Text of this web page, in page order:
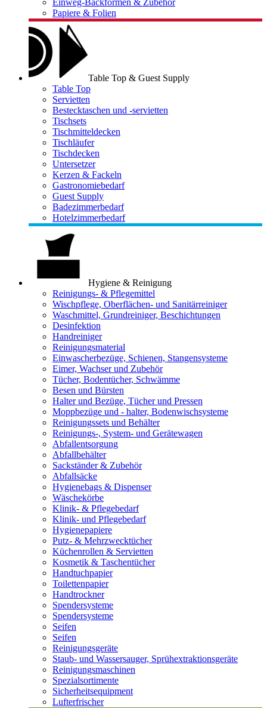
Einweg-Backformen & Zubehör
Papiere & Folien
Table Top & Guest Supply
Table Top
Servietten
Bestecktaschen und -servietten
Tischsets
Tischmitteldecken
Tischläufer
Tischdecken
Untersetzer
Kerzen & Fackeln
Gastronomiebedarf
Guest Supply
Badezimmerbedarf
Hotelzimmerbedarf
Hygiene & Reinigung
Reinigungs- & Pflegemittel
Wischpflege, Oberflächen- und Sanitärreiniger
Waschmittel, Grundreiniger, Beschichtungen
Desinfektion
Handreiniger
Reinigungsmaterial
Einwascherbezüge, Schienen, Stangensysteme
Eimer, Wachser und Zubehör
Tücher, Bodentücher, Schwämme
Besen und Bürsten
Halter und Bezüge, Tücher und Pressen
Moppbezüge und - halter, Bodenwischsysteme
Reinigungssets und Behälter
Reinigungs-, System- und Gerätewagen
Abfallentsorgung
Abfallbehälter
Sackständer & Zubehör
Abfallsäcke
Hygienebags & Dispenser
Wäschekörbe
Klinik- & Pflegebedarf
Klinik- und Pflegebedarf
Hygienepapiere
Putz- & Mehrzwecktücher
Küchenrollen & Servietten
Kosmetik & Taschentücher
Handtuchpapier
Toilettenpapier
Handtrockner
Spendersysteme
Spendersysteme
Seifen
Seifen
Reinigungsgeräte
Staub- und Wassersauger, Sprühextraktionsgeräte
Reinigungsmaschinen
Spezialsortimente
Sicherheitsequipment
Lufterfrischer